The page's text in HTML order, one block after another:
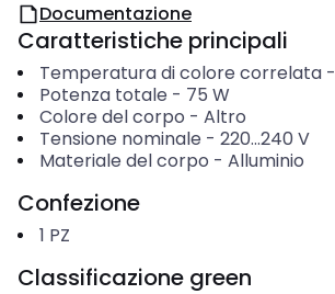
Documentazione
Caratteristiche principali
Temperatura di colore correlata-
Potenza totale - 75 W
Colore del corpo - Altro
Tensione nominale - 220...240 V
Materiale del corpo - Alluminio
Confezione
1 PZ
Classificazione green